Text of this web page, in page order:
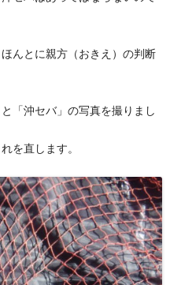
んとに親方（おきえ）の判断
「沖セバ」の写真を撮りまし
を直します。